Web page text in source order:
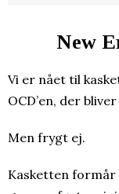
New
Vi er nået til
OCD’en, der
Men frygt ej.
Kasketten formår